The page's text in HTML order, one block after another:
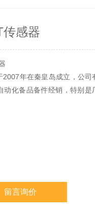
传感器
年在秦皇岛成立，公司
动化备品备件经销，特别是
留言询价